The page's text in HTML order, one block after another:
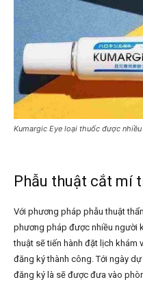
Kumargic Eye loại thuốc được
Phẫu thuật cắt mí
Với phương pháp phẫu thuật
phương pháp được nhiều người
thuật sẽ tiến hành đặt lịch khám
đăng ký thành công. Tới ngày
đăng ký là sẽ được đưa vào